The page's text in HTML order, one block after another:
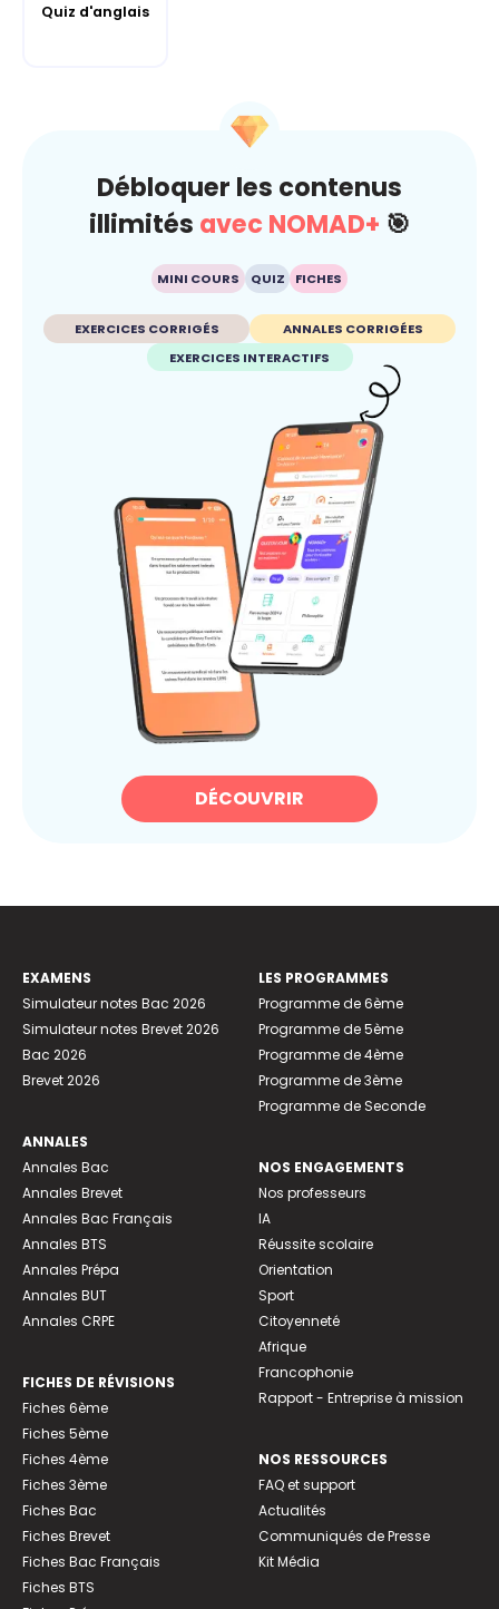
Quiz d'anglais
Débloquer les contenus
illimités avec NOMAD+ 🎯
MINI COURS QUIZ FICHES
EXERCICES CORRIGÉS
ANNALES CORRIGÉES
EXERCICES INTERACTIFS
DÉCOUVRIR
EXAMENS
Simulateur notes Bac 2026
Simulateur notes Brevet 2026
Bac 2026
Brevet 2026
ANNALES
Annales Bac
Annales Brevet
Annales Bac Français
Annales BTS
Annales Prépa
Annales BUT
Annales CRPE
FICHES DE RÉVISIONS
Fiches 6ème
Fiches 5ème
Fiches 4ème
Fiches 3ème
Fiches Bac
Fiches Brevet
Fiches Bac Français
Fiches BTS
LES PROGRAMMES
Programme de 6ème
Programme de 5ème
Programme de 4ème
Programme de 3ème
Programme de Seconde
NOS ENGAGEMENTS
Nos professeurs
IA
Réussite scolaire
Orientation
Sport
Citoyenneté
Afrique
Francophonie
Rapport - Entreprise à mission
NOS RESSOURCES
FAQ et support
Actualités
Communiqués de Presse
Kit Média